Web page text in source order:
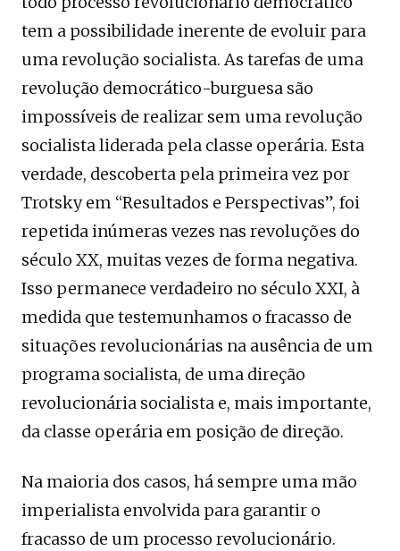
tem a possibilidade inerente de evoluir para
uma revolução socialista. As tarefas de uma
revolução democrático-burguesa são
impossíveis de realizar sem uma revolução
socialista liderada pela classe operária. Esta
verdade, descoberta pela primeira vez por
Trotsky em “Resultados e Perspectivas”, foi
repetida inúmeras vezes nas revoluções do
século XX, muitas vezes de forma negativa.
Isso permanece verdadeiro no século XXI, à
medida que testemunhamos o fracasso de
situações revolucionárias na ausência de um
programa socialista, de uma direção
revolucionária socialista e, mais importante,
da classe operária em posição de direção.
Na maioria dos casos, há sempre uma mão
imperialista envolvida para garantir o
fracasso de um processo revolucionário.